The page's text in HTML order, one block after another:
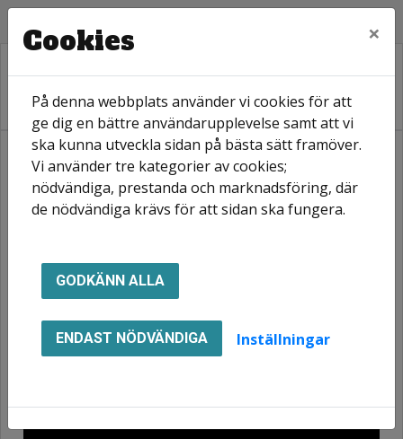
Hem Hyresgäst
Instruktionsfilmer
Rensa vattenlås
Cookies ×
På denna webbplats använder vi cookies för att
ge dig en bättre användarupplevelse samt att vi
ska kunna utveckla sidan på bästa sätt framöver.
Vi använder tre kategorier av cookies;
nödvändiga, prestanda och marknadsföring, där
de nödvändiga krävs för att sidan ska fungera.
GODKÄNN ALLA
ENDAST NÖDVÄNDIGA Inställningar